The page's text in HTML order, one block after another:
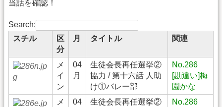
当話を確認！
Search:
スチル
区
分
月 タイトル 関連
メ
イ
ン
04
月
生徒会長再任選挙②
協力 / 第十六話 人助
け①バレー部
No.286
[勘違い]梅
園かな
メ
04
生徒会長再任選挙②
No.286